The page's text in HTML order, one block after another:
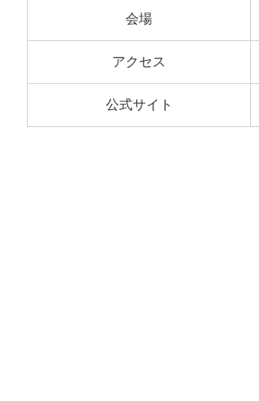
会場
アクセス
公式サイト